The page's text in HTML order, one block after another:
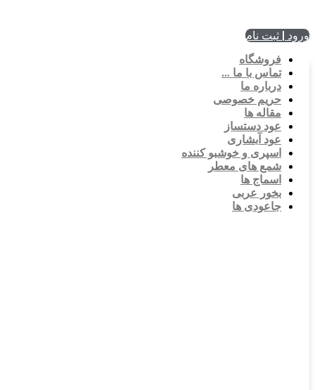
ورود | ثبت نام
فروشگاه
تماس با ما …
درباره ما
حریم خصوصی
مقاله ها
عود دستساز
عود آبشاری
اسپری و خوشبو کننده
شمع های معطر
اسماج ها
بخور عربی
جاعودی ها